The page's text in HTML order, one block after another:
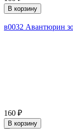
В корзину
в0032 Авантюрин
160 ₽
В корзину